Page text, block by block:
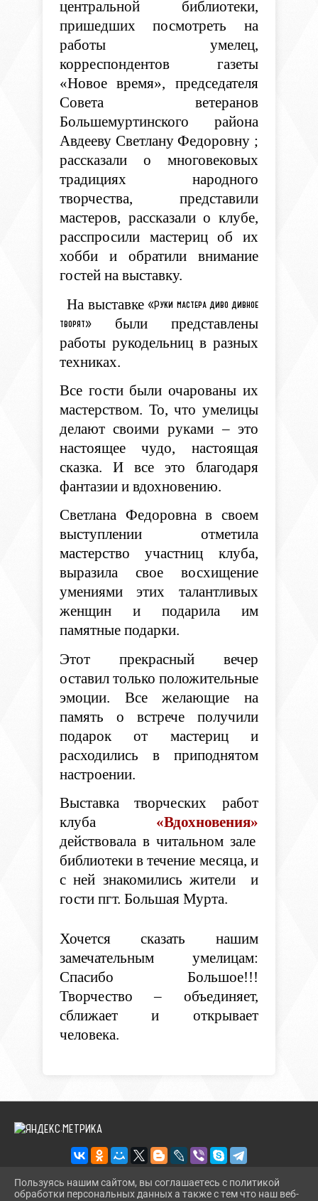
центральной библиотеки,
пришедших посмотреть на
работы умелец,
корреспондентов газеты
«Новое время», председателя
Совета ветеранов
Большемуртинского района
Авдееву Светлану Федоровну ;
рассказали о многовековых
традициях народного
творчества, представили
мастеров, рассказали о клубе,
расспросили мастериц об их
хобби и обратили внимание
гостей на выставку.
На выставке«Руки мастера диво дивное
творят» были представлены
работы рукодельниц в разных
техниках.
Все гости были очарованы их
мастерством. То, что умелицы
делают своими руками – это
настоящее чудо, настоящая
сказка. И все это благодаря
фантазии и вдохновению.
Светлана Федоровна в своем
выступлении отметила
мастерство участниц клуба,
выразила свое восхищение
умениями этих талантливых
женщин и подарила им
памятные подарки.
Этот прекрасный вечер
оставил только положительные
эмоции. Все желающие на
память о встрече получили
подарок от мастериц и
расходились в приподнятом
настроении.
Выставка творческих работ
клуба «Вдохновения»
действовала в читальном зале
библиотеки в течение месяца, и
с ней знакомились жители и
гости пгт. Большая Мурта.
Хочется сказать нашим
замечательным умелицам:
Спасибо Большое!!!
Творчество – объединяет,
сближает и открывает
человека.
Пользуясь нашим сайтом, вы соглашаетесь с политикой
обработки персональных данных а также с тем что наш веб-